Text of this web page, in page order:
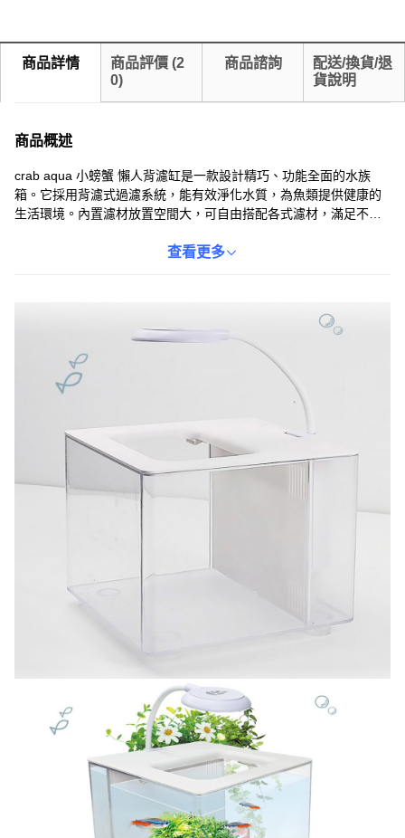
商品詳情 商品評價 (2
0)
商品諮詢
配送/換貨/退
貨說明
商品概述
crab aqua 小螃蟹 懶人背濾缸是一款設計精巧、功能全面的水族
箱。它採用背濾式過濾系統，能有效淨化水質，為魚類提供健康的
生活環境。內置濾材放置空間大，可自由搭配各式濾材，滿足不同
添觀賞樂趣。精緻透亮的外觀，小巧輕便，靜音過濾，是生態造景
查看更多